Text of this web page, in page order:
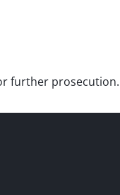
further prosecution.